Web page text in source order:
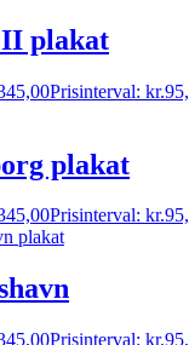
plakat
Prisinterval:
plakat
Prisinterval:
Prisinterval: